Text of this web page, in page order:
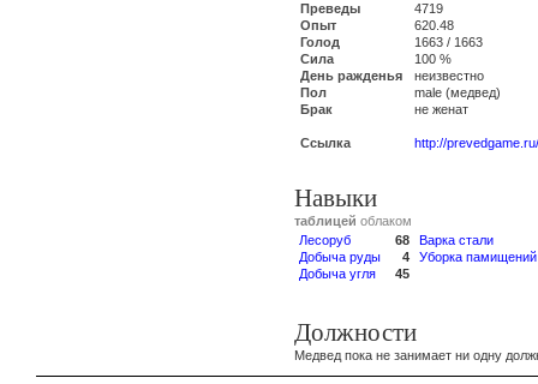
Преведы
4719
Опыт
620.48
Голод
1663 / 1663
Сила
100 %
День ражденья
неизвестно
Пол
male (медвед)
Брак
не женат
Ссылка http://
Навыки
таблицей облаком
Лесоруб
68
Добыча руды
4
Добыча угля
45
Варка стали
Уборка памищений
Должности
Медвед пока не занимает ни одну